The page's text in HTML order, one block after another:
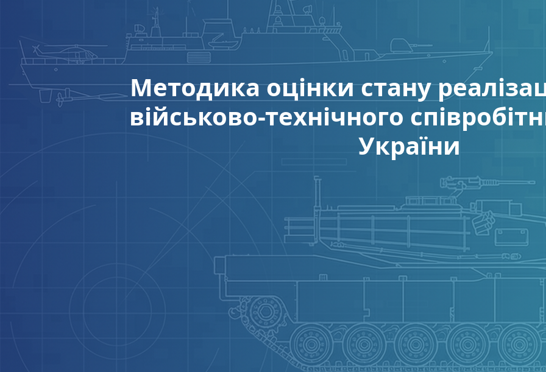
Методика оцінки стану
військово-технічного
України